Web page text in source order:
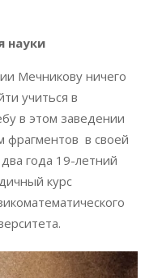
науки
Мечникову ничего
учиться в
в этом заведении
фрагментов в своей
года 19-летний
курс